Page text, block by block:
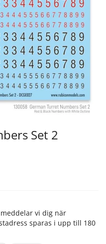
Set 2
vi dig när
sparas i upp till 180